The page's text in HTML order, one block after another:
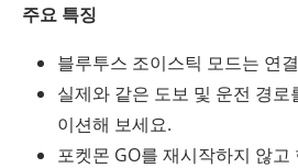
주요 특징
블루투스 조이스틱 모드는 연
실제와 같은 도보 및 운전 경로
이션해 보세요.
포켓몬 GO를 재시작하지 않고